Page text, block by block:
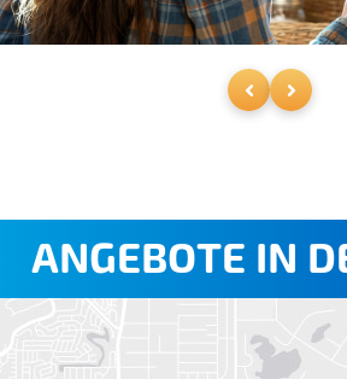
ANGEBOTE IN